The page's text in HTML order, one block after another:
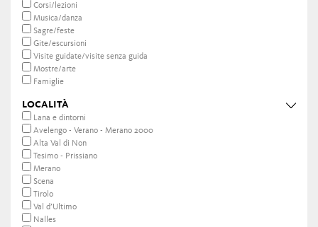
Corsi/lezioni
Musica/danza
Sagre/feste
Gite/escursioni
Visite guidate/visite senza guida
Mostre/arte
Famiglie
LOCALITÀ
Lana e dintorni
Avelengo - Verano - Merano 2000
Alta Val di Non
Tesimo - Prissiano
Merano
Scena
Tirolo
Val d’Ultimo
Nalles